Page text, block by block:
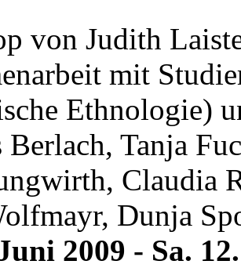
von Judith
mit
Ethnologie)
Berlach, Tanja
Claudia
Dunja
2009 - Sa.